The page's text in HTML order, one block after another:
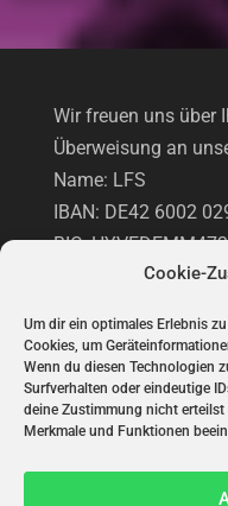
Cookie-
Um dir ein optimales Erlebnis
Cookies, um
Wenn du diesen Technologien
Surfverhalten oder eindeutige
deine Zustimmung nicht
Merkmale und Funktionen
Wir freuen uns über
Überweisung an
Name: LFS
IBAN: DE42 6002
BIC: HYVEDEMM473
Hypovereinsbank
UNTERSTÜTZUNG